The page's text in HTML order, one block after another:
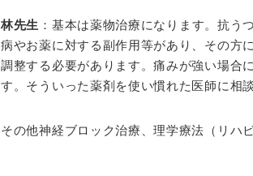
林先生 ：基本は薬物治療になります。抗う
病やお薬に対する副作用等があり、その方
調整する必要があります。痛みが強い場合
す。そういった薬剤を使い慣れた医師に相
その他神経ブロック治療、理学療法（リハ